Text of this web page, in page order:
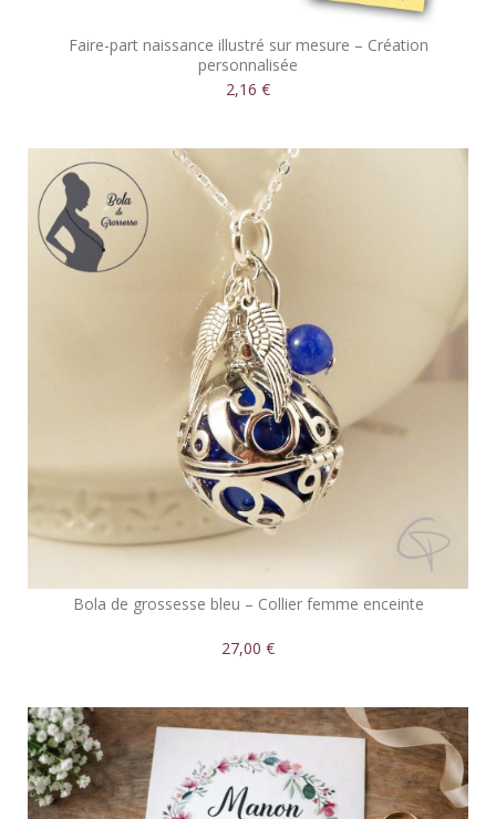
Faire-part naissance illustré sur mesure – Création
personnalisée
2,16 €
Bola de grossesse bleu – Collier femme enceinte
27,00 €